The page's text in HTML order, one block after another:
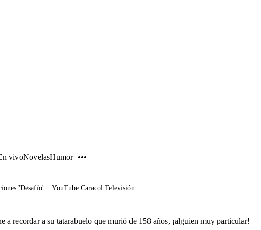
vivoNovelasHumor
'Desafío' YouTube Caracol Televisión
a recordar a su tatarabuelo que murió de 158 años, ¡alguien muy particular!